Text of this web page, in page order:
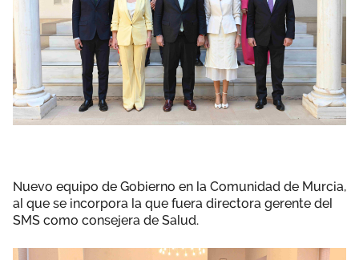
Nuevo equipo de Gobierno en la Comunidad de Murcia,
al que se incorpora la que fuera directora gerente del
SMS como consejera de Salud.